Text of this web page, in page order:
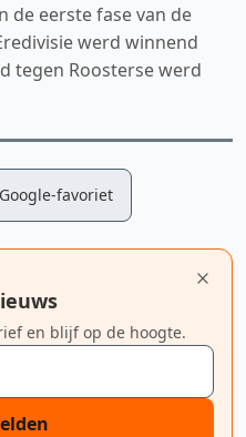
de eerste fase van de
werd winnend
tegen Roosterse werd
favoriet
en blijf op de hoogte.